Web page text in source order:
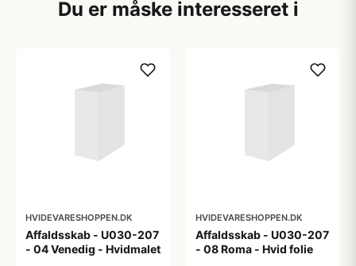
Du er måske interesseret i
HVIDEVARESHOPPEN.DK
Affaldsskab - U030-207
- 04 Venedig - Hvidmalet
HVIDEVARESHOPPEN.DK
Affaldsskab - U030-207
- 08 Roma - Hvid folie